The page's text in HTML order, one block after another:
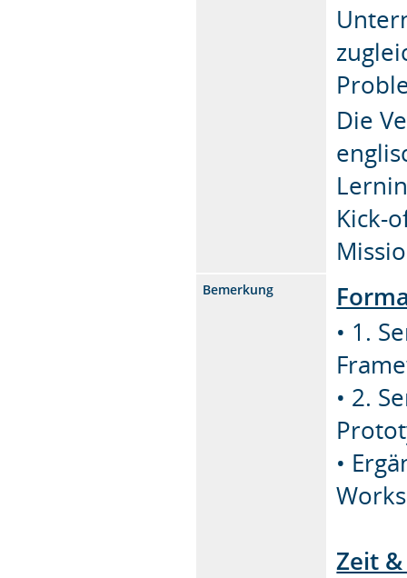
Die
Kick-
Bemerkung
• 1.
• 2.
•
Zeit